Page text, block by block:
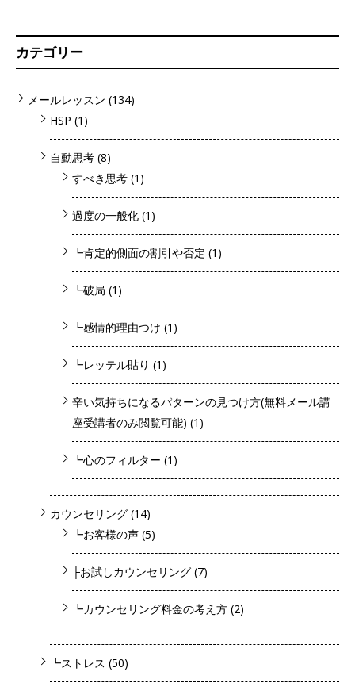
カテゴリー
メールレッスン (134)
HSP (1)
自動思考 (8)
すべき思考 (1)
過度の一般化 (1)
┗肯定的側面の割引や否定 (1)
┗破局 (1)
┗感情的理由つけ (1)
┗レッテル貼り (1)
辛い気持ちになるパターンの見つけ方(無料メール講
座受講者のみ閲覧可能) (1)
┗心のフィルター (1)
カウンセリング (14)
┗お客様の声 (5)
├お試しカウンセリング (7)
┗カウンセリング料金の考え方 (2)
┗ストレス (50)